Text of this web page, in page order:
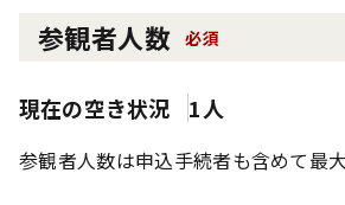
参観者人数 必須
現在の空き状況 1人
参観者人数は申込手続者も含めて最大